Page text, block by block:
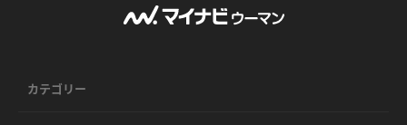
カテゴリー